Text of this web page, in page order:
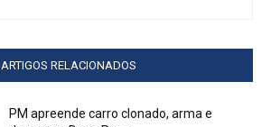
ARTIGOS RELACIONADOS
PM apreende carro clonado, arma e